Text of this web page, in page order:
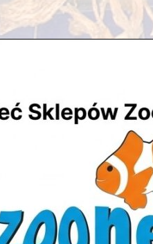
tła, ozdoby,
lis 5, 2017| Bez
> PODŁOŻA> TŁA>
cm Okręt około 80 cm Statek